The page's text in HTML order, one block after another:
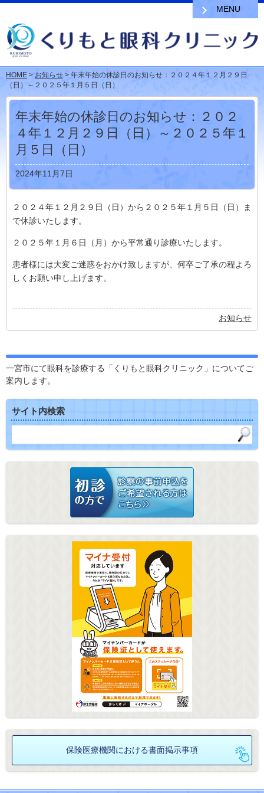
HOME >お知らせ > 年末年始の休診日のお知らせ：２０２４年１２月２９日
（日）～２０２５年１月５日（日）
年末年始の休診日のお知らせ：２０２
４年１２月２９日（日）～２０２５年１
月５日（日）
2024年11月7日
２０２４年１２月２９日（日）から２０２５年１月５日（日）ま
で休診いたします。
２０２５年１月６日（月）から平常通り診療いたします。
患者様には大変ご迷惑をおかけ致しますが、何卒ご了承の程よろ
しくお願い申し上げます。
お知らせ
一宮市にて眼科を診療する「くりもと眼科クリニック」についてご
案内します。
MENU
サイト内検索
保険医療機関における書面掲示事項